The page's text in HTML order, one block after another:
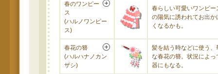
春のワンピー
ス
(ハルノワンピー
ス)
春らしい可愛いワンピー
の陽気に誘われてお出か
くなるかも。
春花の簪
(ハルハナノカン
ザシ)
髪を結う時などに使う、
な春花の簪。状況によっ
器にもなる。